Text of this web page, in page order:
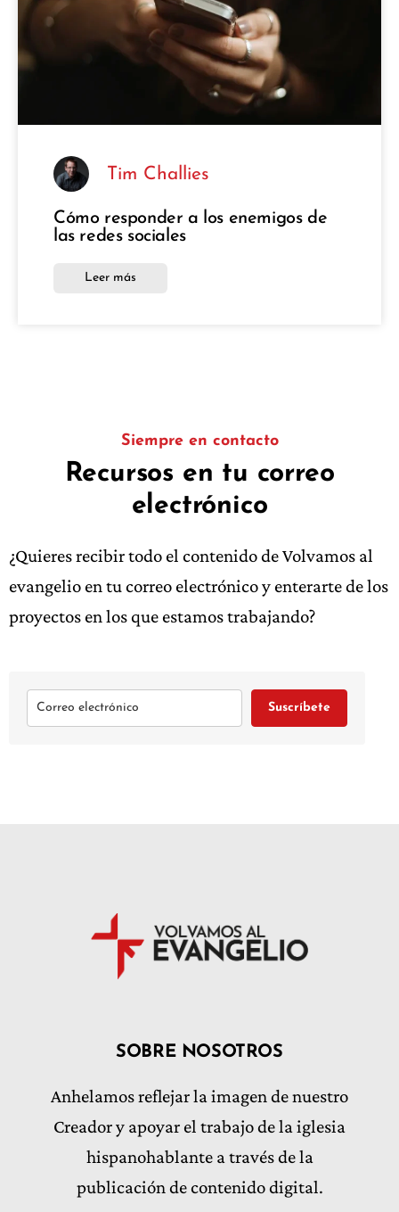
Tim Challies
Cómo responder a los enemigos de
las redes sociales
Leer más
Siempre en contacto
Recursos en tu correo
electrónico
¿Quieres recibir todo el contenido de Volvamos al
evangelio en tu correo electrónico y enterarte de los
proyectos en los que estamos trabajando?
Suscríbete
SOBRE NOSOTROS
Anhelamos reflejar la imagen de nuestro
Creador y apoyar el trabajo de la iglesia
hispanohablante a través de la
publicación de contenido digital.